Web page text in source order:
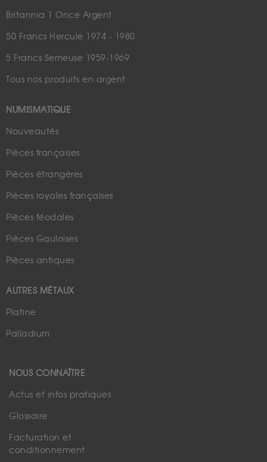
Britannia 1 Once Argent
50 Francs Hercule 1974 - 1980
5 Francs Semeuse 1959-1969
Tous nos produits en argent
NUMISMATIQUE
Nouveautés
Pièces françaises
Pièces étrangères
Pièces royales françaises
Pièces féodales
Pièces Gauloises
Pièces antiques
AUTRES MÉTAUX
Platine
Palladium
NOUS CONNAÎTRE
Actus et infos pratiques
Glossaire
Facturation et
conditionnement